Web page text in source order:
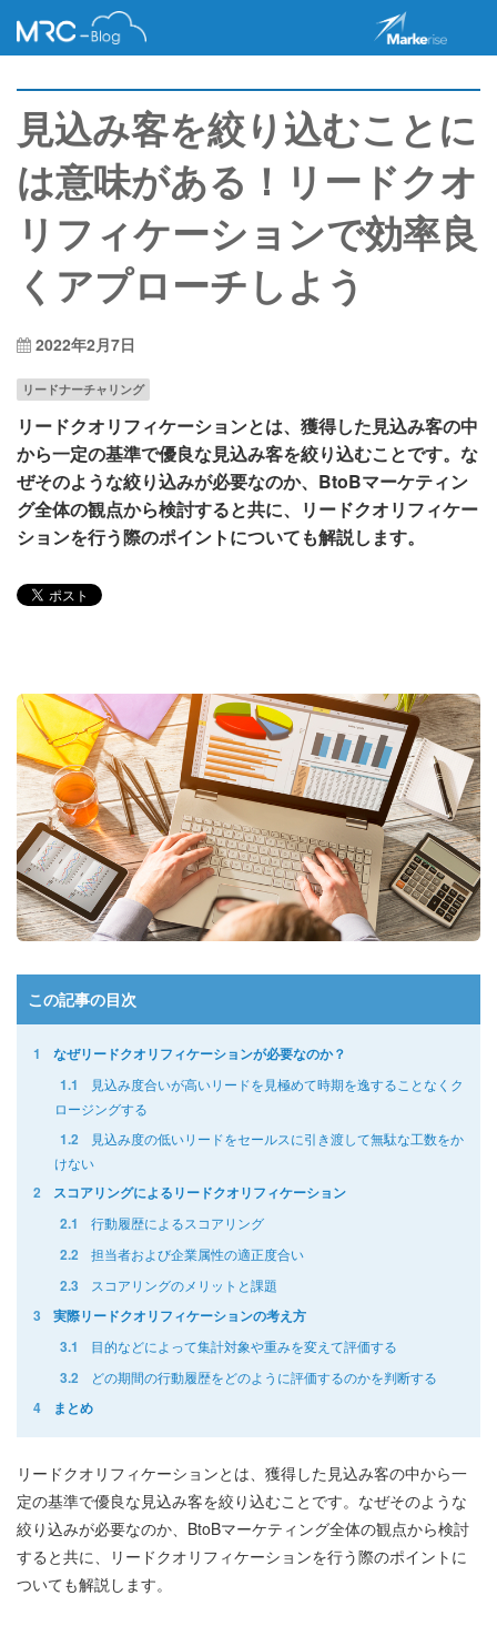
見込み客を絞り込むことに
は意味がある！リードクオ
リフィケーションで効率良
くアプローチしよう
2022年2月7日
リードナーチャリング
リードクオリフィケーションとは、獲得した見込み客の中
から一定の基準で優良な見込み客を絞り込むことです。な
ぜそのような絞り込みが必要なのか、BtoBマーケティン
グ全体の観点から検討すると共に、リードクオリフィケー
ションを行う際のポイントについても解説します。
この記事の目次
1
なぜリードクオリフィケーションが必要なのか？
1.1
見込み度合いが高いリードを見極めて時期を逸することなくク
ロージングする
1.2
見込み度の低いリードをセールスに引き渡して無駄な工数をか
けない
2
スコアリングによるリードクオリフィケーション
2.1
行動履歴によるスコアリング
2.2
担当者および企業属性の適正度合い
2.3
スコアリングのメリットと課題
3
実際リードクオリフィケーションの考え方
3.1
目的などによって集計対象や重みを変えて評価する
3.2
どの期間の行動履歴をどのように評価するのかを判断する
4
まとめ
リードクオリフィケーションとは、獲得した見込み客の中から一
定の基準で優良な見込み客を絞り込むことです。なぜそのような
絞り込みが必要なのか、BtoBマーケティング全体の観点から検討
すると共に、リードクオリフィケーションを行う際のポイントに
ついても解説します。